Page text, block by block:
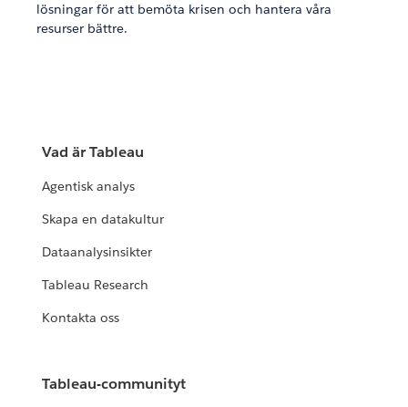
lösningar för att bemöta krisen och hantera våra
resurser bättre.
Vad är Tableau
Agentisk analys
Skapa en datakultur
Dataanalysinsikter
Tableau Research
Kontakta oss
Tableau-communityt